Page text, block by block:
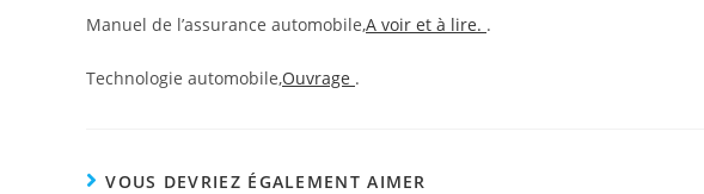
Manuel de l’assurance automobile,A voir et à lire. .
Technologie automobile,Ouvrage .
VOUS DEVRIEZ ÉGALEMENT AIMER